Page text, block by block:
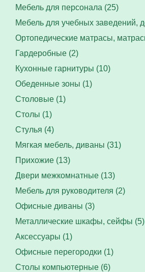
Мебель для персонала (25)
Мебель для учебных заведений,
Ортопедические матрасы,
Гардеробные (2)
Кухонные гарнитуры (10)
Обеденные зоны (1)
Столовые (1)
Столы (1)
Стулья (4)
Мягкая мебель, диваны (31)
Прихожие (13)
Двери межкомнатные (13)
Мебель для руководителя (2)
Офисные диваны (3)
Металлические шкафы, сейфы (5)
Аксессуары (1)
Офисные перегородки (1)
Столы компьютерные (6)